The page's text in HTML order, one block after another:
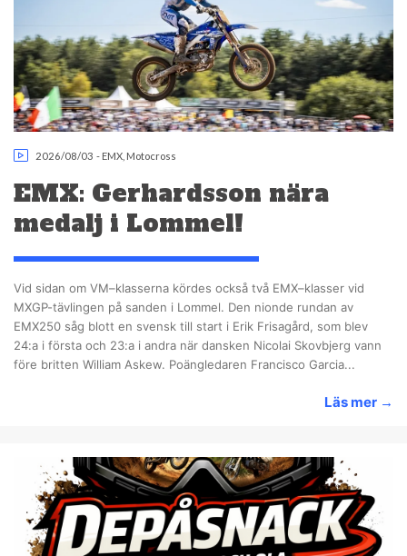
2026/08/03 - EMX Motocross
EMX: Gerhardsson nära
medalj i Lommel!
Vid sidan om VM–klasserna kördes också två EMX–klasser vid
MXGP-tävlingen på sanden i Lommel. Den nionde rundan av
EMX250 såg blott en svensk till start i Erik Frisagård, som blev
24:a i första och 23:a i andra när dansken Nicolai Skovbjerg vann
före britten William Askew. Poängledaren Francisco Garcia...
Läs mer →